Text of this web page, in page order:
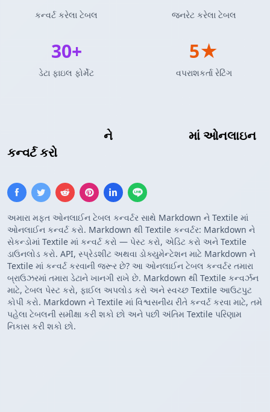
ને
માં ઓનલાઇન
કન્વર્ટ કરો
અમારા મફત ઓનલાઈન ટેબલ કન્વર્ટર સાથે Markdown ને Textile માં
ઓનલાઈન કન્વર્ટ કરો. Markdown થી Textile કન્વર્ટર: Markdown ને
સેકન્ડોમાં Textile માં કન્વર્ટ કરો — પેસ્ટ કરો, એડિટ કરો અને Textile
ડાઉનલોડ કરો. API, સ્પ્રેડશીટ અથવા ડોક્યુમેન્ટેશન માટે Markdown ને
Textile માં કન્વર્ટ કરવાની જરૂર છે? આ ઓનલાઈન ટેબલ કન્વર્ટર તમારા
બ્રાઉઝરમાં તમારા ડેટાને ખાનગી રાખે છે. Markdown થી Textile કન્વર્ઝન
માટે, ટેબલ પેસ્ટ કરો, ફાઈલ અપલોડ કરો અને સ્વચ્છ Textile આઉટપુટ
કોપી કરો. Markdown ને Textile માં વિશ્વસનીય રીતે કન્વર્ટ કરવા માટે, તમે
પહેલા ટેબલની સમીક્ષા કરી શકો છો અને પછી અંતિમ Textile પરિણામ
નિકાસ કરી શકો છો.
કન્વર્ટ કરેલા ટેબલ જનરેટ કરેલા ટેબલ
30+
ડેટા ફાઇલ ફોર્મેટ
5★
વપરાશકર્તા રેટિંગ